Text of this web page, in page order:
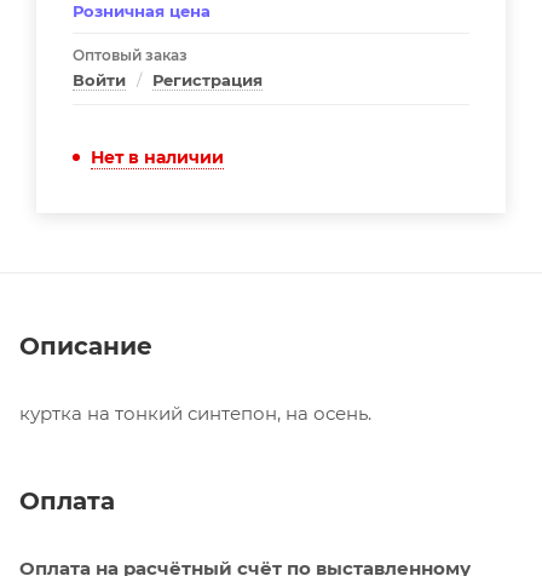
Розничная цена
Оптовый заказ
Войти / Регистрация
Нет в наличии
Описание
куртка на тонкий синтепон, на осень.
Оплата
Оплата на расчётный счёт по выставленному